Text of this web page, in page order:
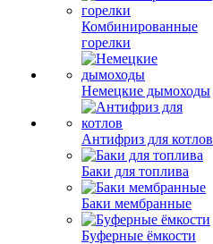
Комбинированные
горелки
Немецкие дымоходы
Антифриз для котлов
Баки для топлива
Баки мембранные
Буферные ёмкости